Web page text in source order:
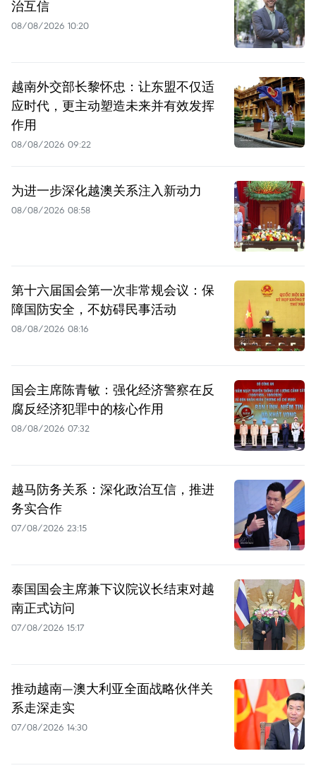
治互信
08/08/2026 10:20
越南外交部长黎怀忠：让东盟不仅适
应时代，更主动塑造未来并有效发挥
作用
08/08/2026 09:22
为进一步深化越澳关系注入新动力
08/08/2026 08:58
第十六届国会第一次非常规会议：保
障国防安全，不妨碍民事活动
08/08/2026 08:16
国会主席陈青敏：强化经济警察在反
腐反经济犯罪中的核心作用
08/08/2026 07:32
越马防务关系：深化政治互信，推进
务实合作
07/08/2026 23:15
泰国国会主席兼下议院议长结束对越
南正式访问
07/08/2026 15:17
推动越南—澳大利亚全面战略伙伴关
系走深走实
07/08/2026 14:30